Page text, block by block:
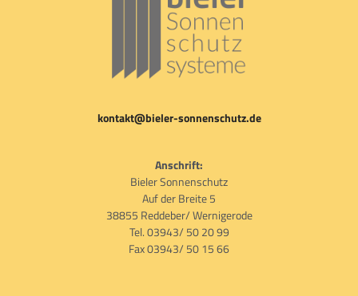
kontakt@bieler-sonnenschutz.de
Anschrift:
Bieler Sonnenschutz
Auf der Breite 5
38855 Reddeber/ Wernigerode
Tel. 03943/ 50 20 99
Fax 03943/ 50 15 66